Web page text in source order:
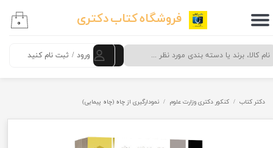
فروشگاه کتاب دکتری
ورود / ثبت نام کنید
حساب کاربری من
تغییر گذر واژه
خروج از حساب کاربری
۰
دکتر کتاب کنکور دکتری وزارت علوم نمودارگیری از چاه (چاه پیمایی)